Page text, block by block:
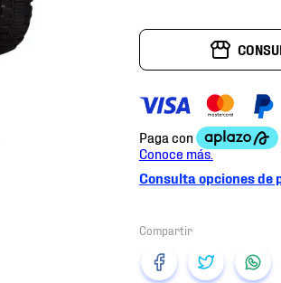
Consulta opciones de